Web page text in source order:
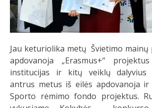
Jau keturiolika metų Švietimo mainų
apdovanoja „Erasmus+“
institucijas ir kitų veiklų dalyvius
antrus metus iš eilės apdovanoja ir
Sporto rėmimo fondo projektus.